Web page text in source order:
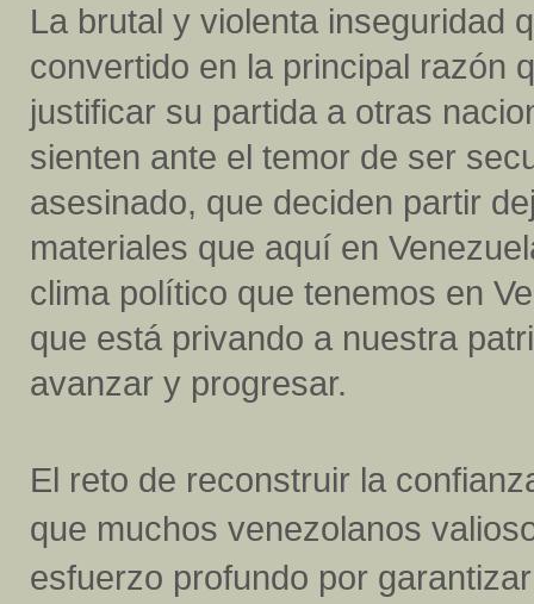
La brutal y violenta inseguridad
convertido en la principal razón
justificar su partida a otras
sienten ante el temor de ser
asesinado, que deciden partir
materiales que aquí en
clima político que tenemos en
que está privando a nuestra
avanzar y progresar.
El reto de reconstruir la
que muchos venezolanos
esfuerzo profundo por